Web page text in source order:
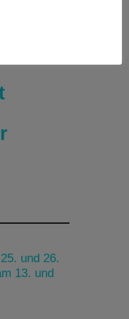
und 26.
13. und